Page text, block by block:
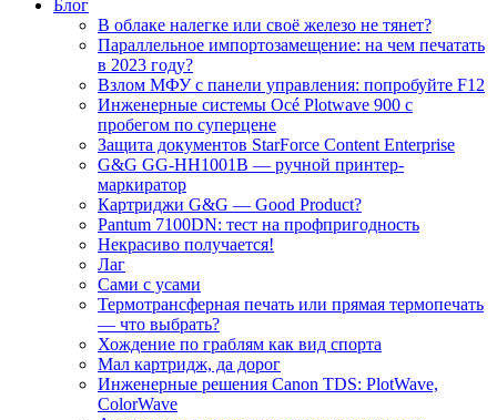
Блог
В облаке налегке или своё железо не тянет?
Параллельное импортозамещение: на чем печатать
в 2023 году?
Взлом МФУ с панели управления: попробуйте F12
Инженерные системы Océ Plotwave 900 с
пробегом по суперцене
Защита документов StarForce Content Enterprise
G&G GG-HH1001B — ручной принтер-
маркиратор
Картриджи G&G — Good Product?
Pantum 7100DN: тест на профпригодность
Некрасиво получается!
Лаг
Сами с усами
Термотрансферная печать или прямая термопечать
— что выбрать?
Хождение по граблям как вид спорта
Мал картридж, да дорог
Инженерные решения Canon TDS: PlotWave,
ColorWave